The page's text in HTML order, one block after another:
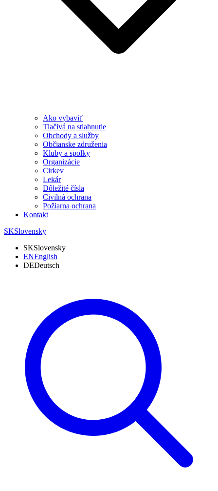
Ako vybaviť
Tlačivá na stiahnutie
Obchody a služby
Občianske združenia
Kluby a spolky
Organizácie
Cirkev
Lekár
Dôležité čísla
Civilná ochrana
Požiarna ochrana
Kontakt
SKSlovensky
SKSlovensky
ENEnglish
DEDeutsch